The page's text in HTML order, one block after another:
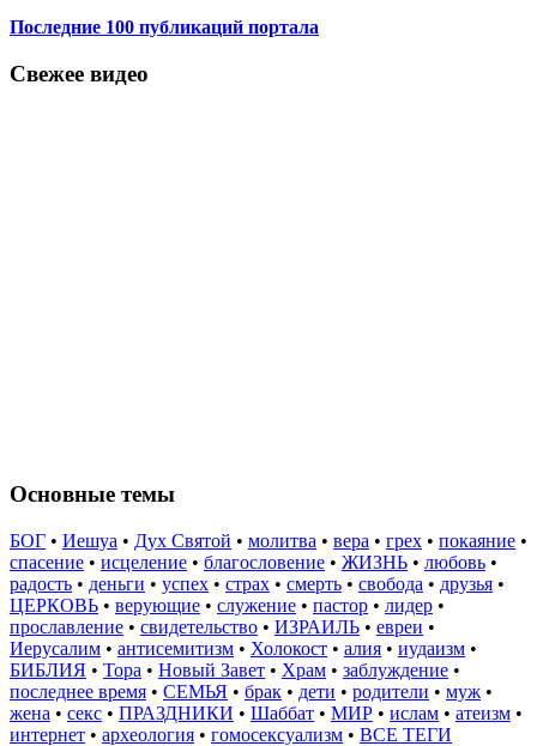
Последние 100 публикаций портала
Свежее видео
Основные темы
БОГ • Иешуа • Дух Святой • молитва • вера • грех • покаяние •
спасение • исцеление • благословение • ЖИЗНЬ • любовь •
радость • деньги • успех • страх • смерть • свобода • друзья •
ЦЕРКОВЬ • верующие • служение • пастор • лидер •
прославление • свидетельство • ИЗРАИЛЬ • евреи •
Иерусалим • антисемитизм • Холокост • алия • иудаизм •
БИБЛИЯ • Тора • Новый Завет • Храм • заблуждение •
последнее время • СЕМЬЯ • брак • дети • родители • муж •
жена • секс • ПРАЗДНИКИ • Шаббат • МИР • ислам • атеизм •
интернет • археология • гомосексуализм • ВСЕ ТЕГИ